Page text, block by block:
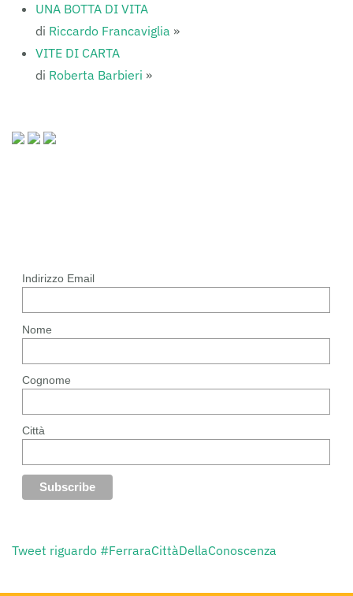
UNA BOTTA DI VITA
di Riccardo Francaviglia »
VITE DI CARTA
di Roberta Barbieri »
Indirizzo Email
Nome
Cognome
Città
Tweet riguardo #FerraraCittàDellaConoscenza